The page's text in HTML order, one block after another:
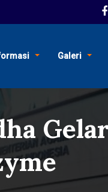
Galeri